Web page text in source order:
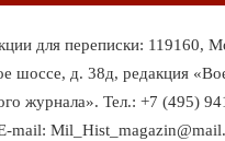
для переписки: 119160,
шоссе, д. 38д, редакция
журнала». Тел.: +7 (495)
mail: